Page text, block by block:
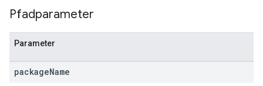
Pfadparameter
Parameter
packageName